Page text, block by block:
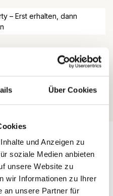
Über Cookies
und Anzeigen zu
soziale Medien anbieten
unsere Website zu
wir Informationen zu Ihrer
an unsere Partner für
– Erst erhalten, dann
Trustmark
Bewertungen
aus der neuen
Die Bloomingville Olefine